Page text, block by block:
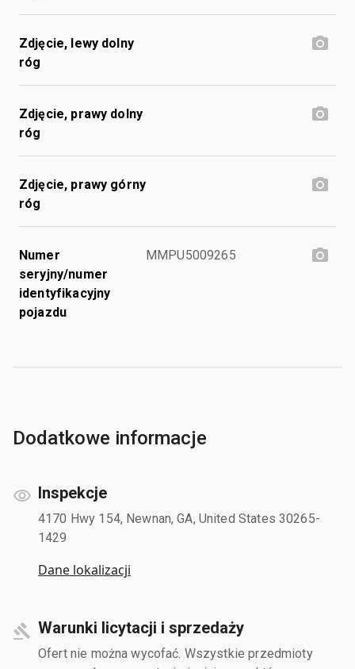
Zdjęcie, lewy dolny
róg
Zdjęcie, prawy dolny
róg
Zdjęcie, prawy górny
róg
Numer
seryjny/numer
identyfikacyjny
pojazdu
MMPU5009265
Dodatkowe informacje
Inspekcje
4170 Hwy 154, Newnan, GA, United States 30265-
1429
Dane lokalizacji
Warunki licytacji i sprzedaży
Ofert nie można wycofać. Wszystkie przedmioty